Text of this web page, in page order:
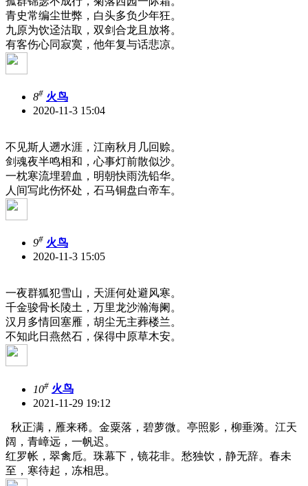
青史常编尘世弊，白头多负少年狂。
九原为饮迳沽取，双剑合龙且放将。
有客伤心同寂寞，他年复与话悲凉。
8# 火鸟
2020-11-3 15:04
不见斯人遡水涯，江南秋月几回赊。
剑魂夜半鸣相和，心事灯前散似沙。
一枕寒流埋碧血，明朝快雨洗铅华。
人间写此伤怀处，石马铜盘白帝车。
9# 火鸟
2020-11-3 15:05
一夜群狐犯雪山，天涯何处避风寒。
千金骏骨长陵土，万里龙沙瀚海阑。
汉月多情回塞雁，胡尘无主葬楼兰。
不知此日燕然石，保得中原草木安。
10# 火鸟
2021-11-29 19:12
秋正满，雁来稀。金粟落，碧萝微。亭照影，柳垂漪。江天
阔，青嶂远，一帆迟。
红罗帐，翠禽卮。珠幕下，镜花非。愁独饮，静无辞。春未
至，寒待起，冻相思。